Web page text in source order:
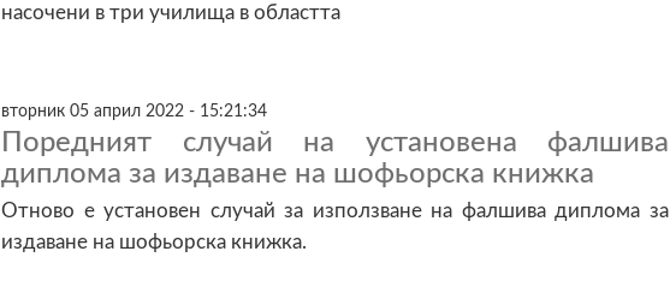
насочени в три училища в областта
вторник 05 април 2022 - 15:21:34
Поредният случай на установена фалшива
диплома за издаване на шофьорска книжка
Отново е установен случай за използване на фалшива диплома за
издаване на шофьорска книжка.